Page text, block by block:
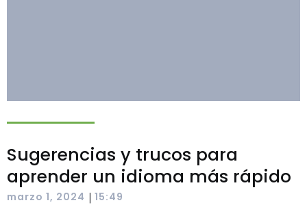
Sugerencias y trucos para
aprender un idioma más rápido
marzo 1, 2024 | 15:49